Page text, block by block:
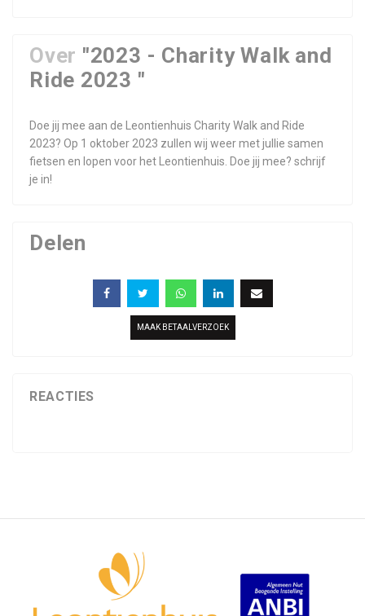
Over "2023 - Charity Walk and
Ride 2023 "
Doe jij mee aan de Leontienhuis Charity Walk and Ride
2023? Op 1 oktober 2023 zullen wij weer met jullie samen
fietsen en lopen voor het Leontienhuis. Doe jij mee? schrijf
je in!
Delen
MAAK BETAALVERZOEK
REACTIES